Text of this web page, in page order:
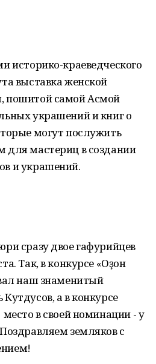
историко-краеведческого
выставка женской
пошитой самой Асмой
украшений и книг о
могут послужить
для мастериц в создании
и украшений.
сразу двое гафурийцев
Так, в конкурсе «Оҙон
наш знаменитый
а в конкурсе
в своей номинации - у
земляков с